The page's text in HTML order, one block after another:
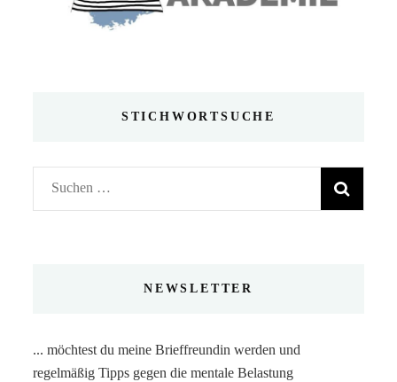
STICHWORTSUCHE
Suchen
nach:
NEWSLETTER
... möchtest du meine Brieffreundin werden und
regelmäßig Tipps gegen die mentale Belastung